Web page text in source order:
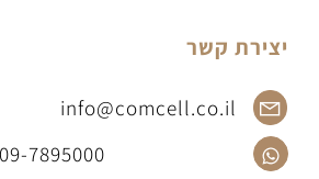
יצירת קשר
info@comcell.co.il
09-7895000